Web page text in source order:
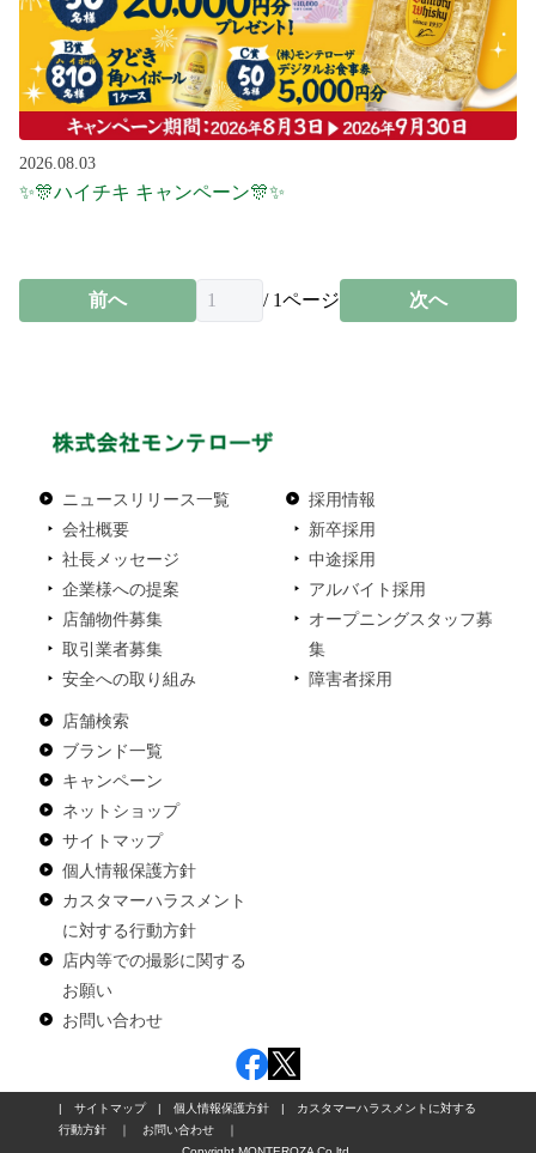
2026.08.03
✨🎊ハイチキ キャンペーン🎊✨
前へ / 1ページ 次へ
ニュースリリース一覧
会社概要
社長メッセージ
企業様への提案
店舗物件募集
取引業者募集
安全への取り組み
採用情報
新卒採用
中途採用
アルバイト採用
オープニングスタッフ募
集
障害者採用
店舗検索
ブランド一覧
キャンペーン
ネットショップ
サイトマップ
個人情報保護方針
カスタマーハラスメント
に対する行動方針
店内等での撮影に関する
お願い
お問い合わせ
| サイトマップ| 個人情報保護方針|
カスタマーハラスメントに対する
行動方針｜ お問い合わせ｜